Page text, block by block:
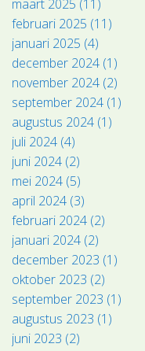
maart 2025 (11)
februari 2025 (11)
januari 2025 (4)
december 2024 (1)
november 2024 (2)
september 2024 (1)
augustus 2024 (1)
juli 2024 (4)
juni 2024 (2)
mei 2024 (5)
april 2024 (3)
februari 2024 (2)
januari 2024 (2)
december 2023 (1)
oktober 2023 (2)
september 2023 (1)
augustus 2023 (1)
juni 2023 (2)